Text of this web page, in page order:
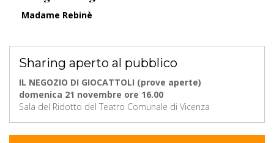
Madame Rebinè
Sharing aperto al pubblico
IL NEGOZIO DI GIOCATTOLI (prove aperte)
domenica 21 novembre ore 16.00
Sala del Ridotto del Teatro Comunale di Vicenza